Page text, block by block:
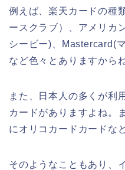
例えば、楽天カードの種
ースクラブ）、アメリカ
シービー)、Mastercard(
など色々とありますからね
また、日本人の多くが利
カードがありますよね。
にオリコカードカードな
そのようなこともあり、